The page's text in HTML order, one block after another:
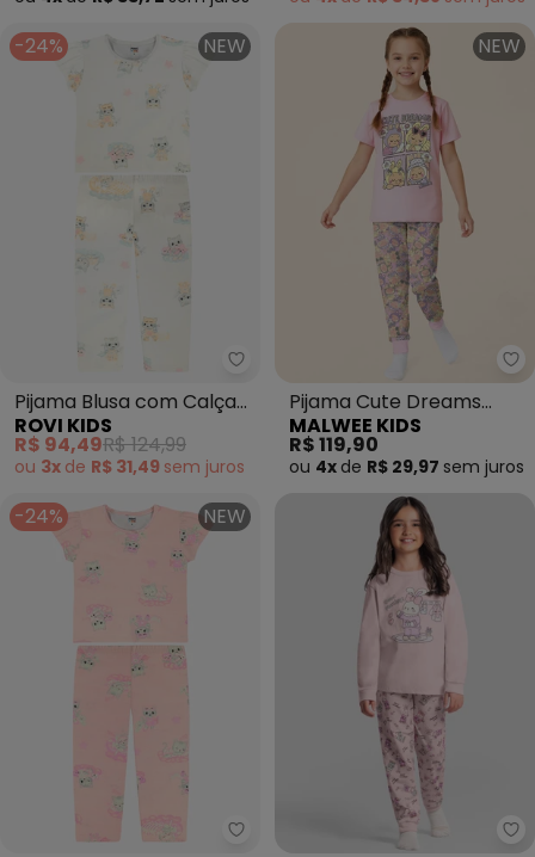
-24% NEW
Rovi Kids - Pijama Blusa com
Pijama Blusa com Calça
Infantil (Bege)
ROVI KIDS
R$ 94,49R$ 124,99
ou 3x de R$ 31,49 sem juros
NEW
Pijama Cute Dreams
(Rosa Claro)
MALWEE KIDS
R$ 119,90
ou 4x de R$ 29,97 sem juros
-24% NEW
Rovi Kids - Pijama Blusa com